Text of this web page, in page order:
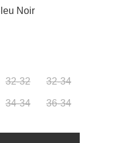
Noir
32-32 32-34
34-34 36-34